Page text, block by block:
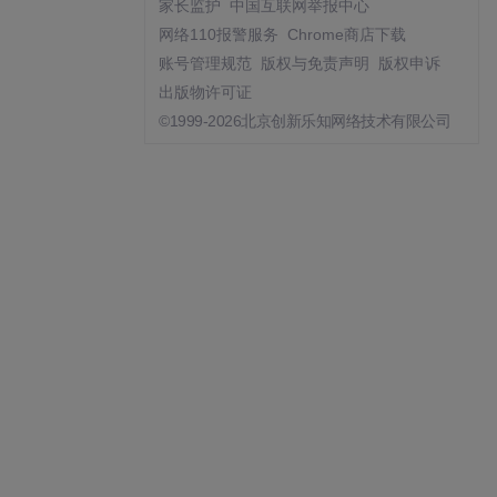
家长监护
中国互联网举报中心
网络110报警服务
Chrome商店下载
账号管理规范
版权与免责声明
版权申诉
出版物许可证
©1999-2026北京创新乐知网络技术有限公司